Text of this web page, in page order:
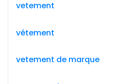
vetement
vétement
vetement de marque